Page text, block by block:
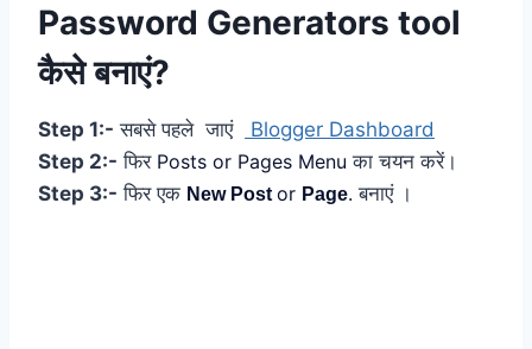
Password Generators tool
कैसे बनाएं?
Step 1:- सबसे पहले जाएं
Blogger Dashboard
Step 2:- फिर Posts or Pages Menu का चयन करें।
Step 3:- फिर एक New Post or Page. बनाएं ।